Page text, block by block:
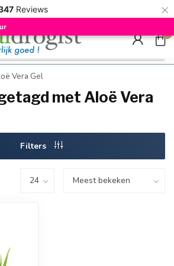
Reviews ×
ab Mindestbestellwert | Minimum
Hızlı
0
Vera Gel
met Aloë Vera
Filters